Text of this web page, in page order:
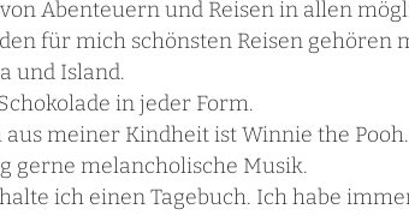
Abenteuern und Reisen in allen
für mich schönsten Reisen gehören
und Island.
in jeder Form.
meiner Kindheit ist Winnie the Pooh.
gerne melancholische Musik.
ich einen Tagebuch. Ich habe